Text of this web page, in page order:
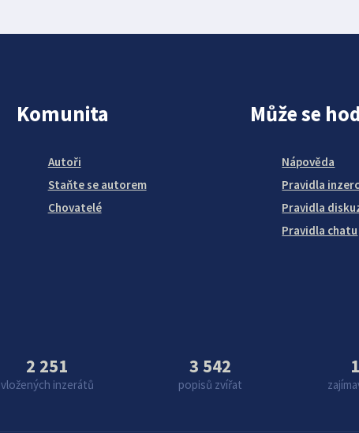
Komunita
Autoři
Staňte se autorem
Chovatelé
Může se
Nápověda
Pravidla
Pravidla
Pravidla chatu
2 251
vložených inzerátů
3 542
popisů zvířat